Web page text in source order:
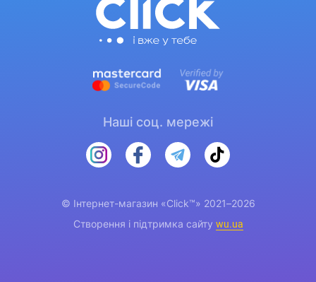
Наші соц. мережі
© Інтернет-магазин «Click™» 2021–2026
Створення і підтримка сайту wu.ua